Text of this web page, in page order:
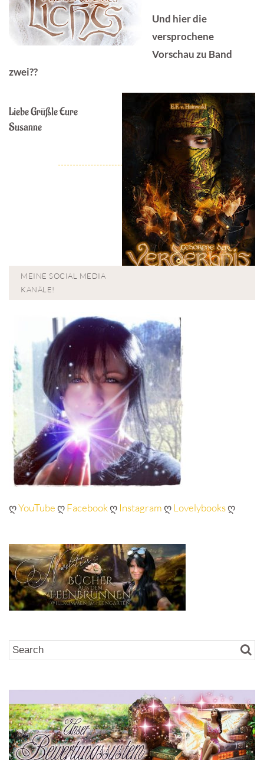
Und hier die
versprochene
Vorschau zu Band
zwei??
Liebe Grüßle Eure
Susanne
MEINE SOCIAL MEDIA
KANÄLE!
ღYouTubeღFacebookღ InstagramღLovelybooksღ